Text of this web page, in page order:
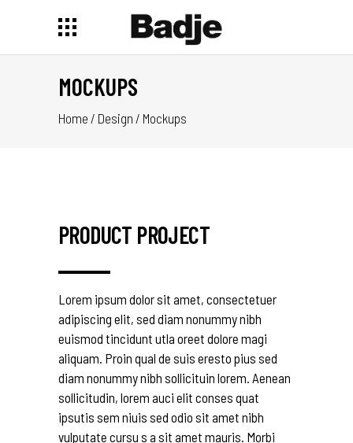
MOCKUPS
Home / Design / Mockups
PRODUCT PROJECT
Lorem ipsum dolor sit amet, consectetuer
adipiscing elit, sed diam nonummy nibh
euismod tincidunt utla oreet dolore magi
aliquam. Proin qual de suis eresto pius sed
diam nonummy nibh sollicituin lorem. Aenean
sollicitudin, lorem auci elit conses quat
ipsutis sem niuis sed odio sit amet nibh
vulputate cursu s a sit amet mauris. Morbi